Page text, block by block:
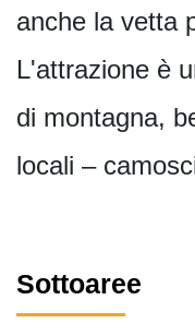
anche la vetta
L'attrazione è
di montagna,
locali –
Sottoaree